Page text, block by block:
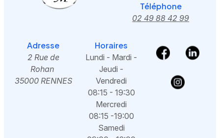
Téléphone
02 49 88 42 99
Adresse
2 Rue de
Rohan
35000 RENNES
Horaires
Lundi - Mardi -
Jeudi -
Vendredi
08:15 - 19:30
Mercredi
08:15 -19:00
Samedi